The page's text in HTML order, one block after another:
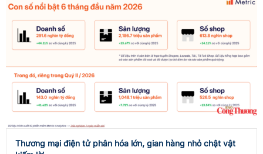
Thương mại điện tử phân hóa lớn, gian hàng nhỏ chật vật